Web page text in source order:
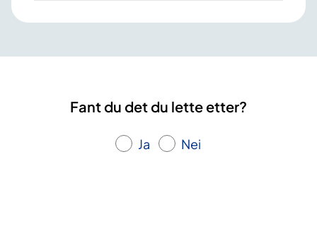
Fant du det du lette etter?
Ja Nei